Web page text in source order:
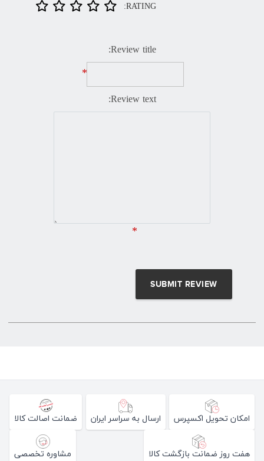
RATING:
Review title:
*
Review text:
*
امکان تحویل اکسپرس ارسال به سراسر ایران ضمانت اصالت کالا
هفت روز ضمانت بازگشت کالا مشاوره تخصصی